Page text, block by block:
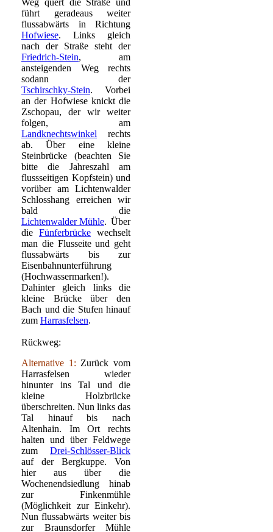
Weg quert die Straße und
führt geradeaus weiter
flussabwärts in Richtung
Hofwiese. Links gleich
nach der Straße steht der
Friedrich-Stein, am
ansteigenden Weg rechts
sodann der
Tschirschky-Stein. Vorbei
an der Hofwiese knickt die
Zschopau, der wir weiter
folgen, am
Landknechtswinkel rechts
ab. Über eine kleine
Steinbrücke (beachten Sie
bitte die Jahreszahl am
flussseitigen Kopfstein) und
vorüber am Lichtenwalder
Schlosshang erreichen wir
bald die
Lichtenwalder Mühle. Über
die Fünferbrücke wechselt
man die Flusseite und geht
flussabwärts bis zur
Eisenbahnunterführung
(Hochwassermarken!).
Dahinter gleich links die
kleine Brücke über den
Bach und die Stufen hinauf
zum Harrasfelsen.
Rückweg:
Alternative 1: Zurück vom
Harrasfelsen wieder
hinunter ins Tal und die
kleine Holzbrücke
überschreiten. Nun links das
Tal hinauf bis nach
Altenhain. Im Ort rechts
halten und über Feldwege
zum Drei-Schlösser-Blick
auf der Bergkuppe. Von
hier aus über die
Wochenendsiedlung hinab
zur Finkenmühle
(Möglichkeit zur Einkehr).
Nun flussabwärts weiter bis
zur Braunsdorfer Mühle